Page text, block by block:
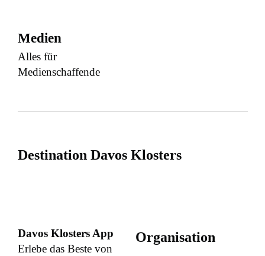
Medien
Alles für
Medienschaffende
Destination Davos Klosters
Davos Klosters App
Erlebe das Beste von
Organisation